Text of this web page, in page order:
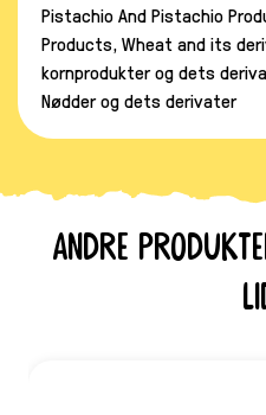
Pistachio And Pistachio
Products, Wheat and its
kornprodukter og dets
Nødder og dets derivater
Andre